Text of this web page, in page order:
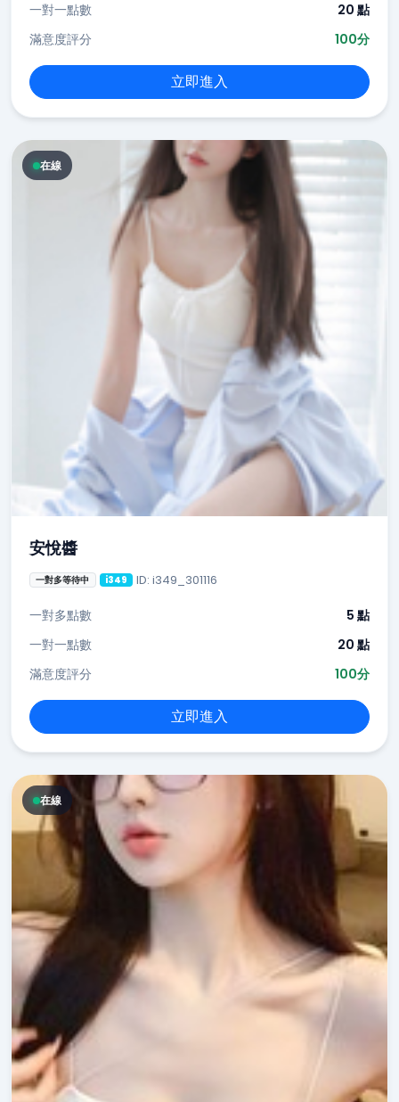
一對一點數
20 點
滿意度評分
100分
立即進入
在線
安悅醬
一對多等待中 i349 ID: i349_301116
一對多點數
5 點
一對一點數
20 點
滿意度評分
100分
立即進入
在線